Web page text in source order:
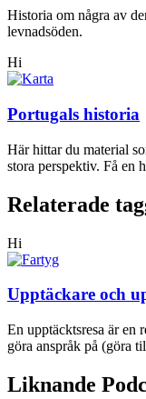
Historia om några av
levnadsöden.
Hi
Portugals historia
Här hittar du material
stora perspektiv. Få en
Relaterade
Hi
Upptäckare och
En upptäcktsresa är en
göra anspråk på (göra
Liknande